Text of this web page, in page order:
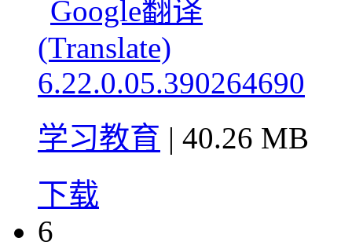
学习教育 | 40.26 MB
下载
6